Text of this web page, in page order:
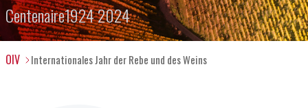
Centenaire1924 2024
OIV Internationales Jahr der Rebe und des Weins